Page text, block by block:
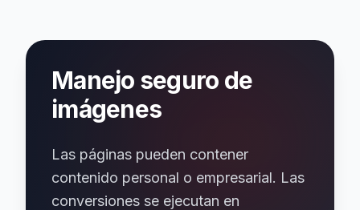
Manejo seguro de
imágenes
Las páginas pueden contener
contenido personal o empresarial. Las
conversiones se ejecutan en